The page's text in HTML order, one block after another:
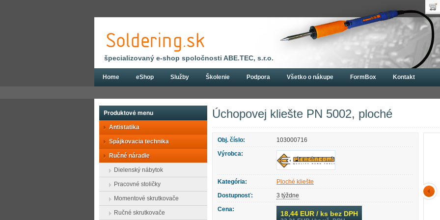
Úchopovej kliešte PN 5002, ploché
Obj. číslo:
103000716
Výrobca:
Kategória:
Ploché kliešte
Dostupnosť:
3 týždne
Cena:
18,44 EUR / ks bez DPH
Produktové menu
Antistatika
Spájkovacia technika
Ručné náradie
Dielenský nábytok
Pracovné stoličky
Momentové skrutkovače
Ručné skrutkovače
špecializovaný e-shop spoločnosti ABE.TEC, s.r.o.
Home eShop Služby Školenie Podpora Všetko o nákupe FormBox Kontakt